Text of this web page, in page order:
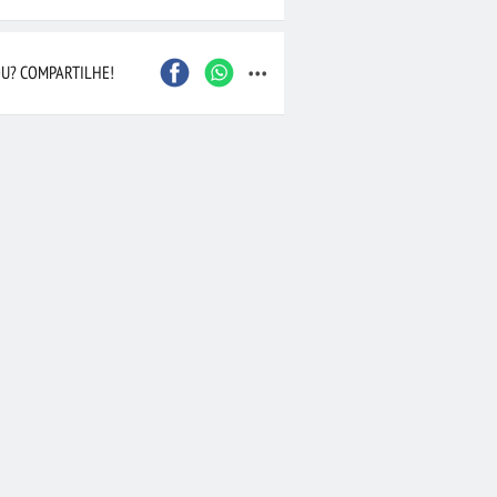
Contagem
Osasco
COMPARTILHE! ...